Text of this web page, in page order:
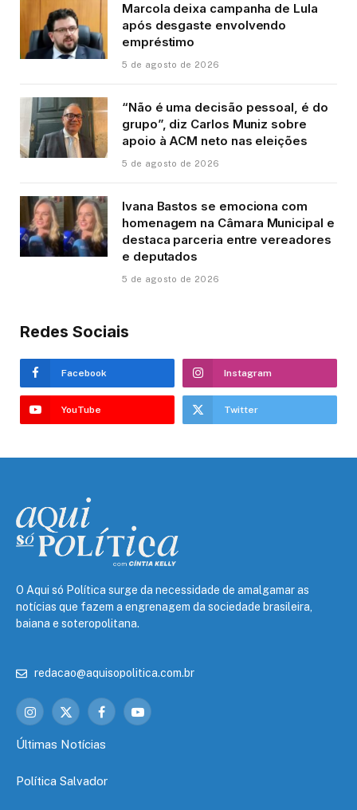
Marcola deixa campanha de Lula
após desgaste envolvendo
empréstimo
5 de agosto de 2026
“Não é uma decisão pessoal, é do
grupo”, diz Carlos Muniz sobre
apoio à ACM neto nas eleições
5 de agosto de 2026
Ivana Bastos se emociona com
homenagem na Câmara Municipal e
destaca parceria entre vereadores
e deputados
5 de agosto de 2026
Redes Sociais
Facebook Instagram
YouTube Twitter
O Aqui só Política surge da necessidade de amalgamar as
notícias que fazem a engrenagem da sociedade brasileira,
baiana e soteropolitana.
redacao@aquisopolitica.com.br
Instagram
X
FacebookYouTube
Últimas Notícias
Política Salvador